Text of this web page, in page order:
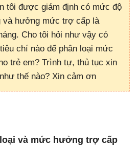
tôi được giám định có mức độ
và hưởng mức trợ cấp là
Cho tôi hỏi như vậy có
chí nào để phân loại mức
trẻ em? Trình tự, thủ tục xin
thế nào? Xin cảm ơn
và mức hưởng trợ cấp